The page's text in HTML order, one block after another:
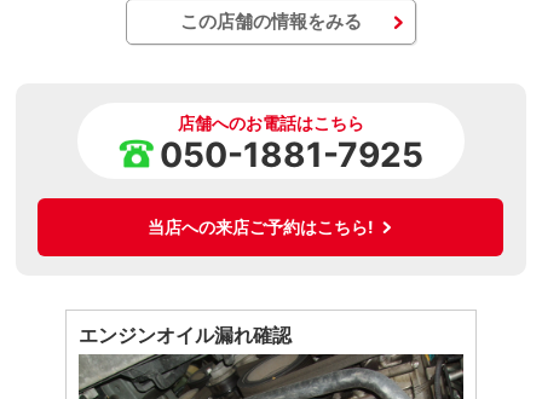
この店舗の情報をみる
店舗へのお電話はこちら
050-1881-7925
当店への来店ご予約はこちら!
エンジンオイル漏れ確認